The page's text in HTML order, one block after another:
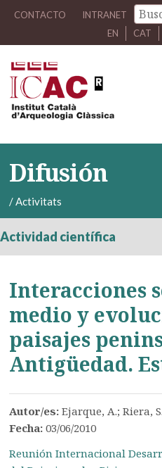
CONTACTO INTRANET
EN
CAT
Difusión
/Activitats
Actividad científica
Interacciones
medio y
paisajes
Antigüedad.
Autor/es:Ejarque, A.; Riera,
Fecha:03/06/2010
Reunión Internacional